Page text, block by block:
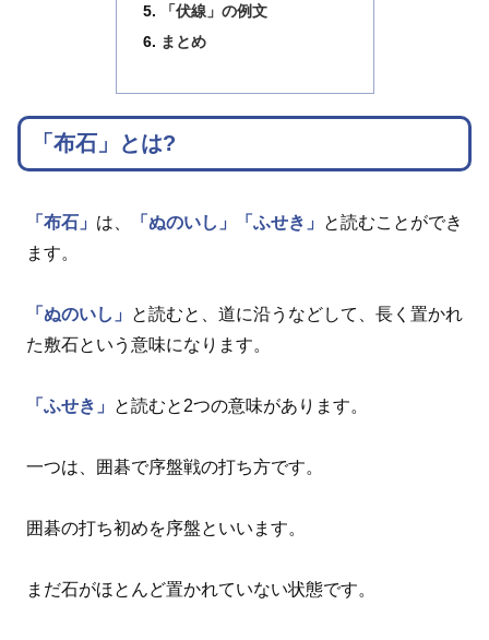
「伏線」の例文
まとめ
「布石」とは?
「布石」 は、 「ぬのいし」 「ふせき」
と読むことができ
ます。
「ぬのいし」
と読むと、道に沿うなどして、長く置かれ
た敷石という意味になります。
「ふせき」 と読むと2つの意味があります。
一つは、囲碁で序盤戦の打ち方です。
囲碁の打ち初めを序盤といいます。
まだ石がほとんど置かれていない状態です。